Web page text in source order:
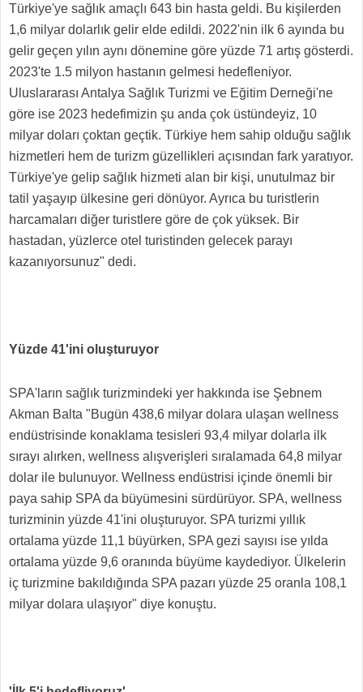
Türkiye'ye sağlık amaçlı 643 bin hasta geldi. Bu kişilerden
1,6 milyar dolarlık gelir elde edildi. 2022'nin ilk 6 ayında bu
gelir geçen yılın aynı dönemine göre yüzde 71 artış gösterdi.
2023'te 1.5 milyon hastanın gelmesi hedefleniyor.
Uluslararası Antalya Sağlık Turizmi ve Eğitim Derneği'ne
göre ise 2023 hedefimizin şu anda çok üstündeyiz, 10
milyar doları çoktan geçtik. Türkiye hem sahip olduğu sağlık
hizmetleri hem de turizm güzellikleri açısından fark yaratıyor.
Türkiye'ye gelip sağlık hizmeti alan bir kişi, unutulmaz bir
tatil yaşayıp ülkesine geri dönüyor. Ayrıca bu turistlerin
harcamaları diğer turistlere göre de çok yüksek. Bir
hastadan, yüzlerce otel turistinden gelecek parayı
kazanıyorsunuz" dedi.
Yüzde 41'ini oluşturuyor
SPA'ların sağlık turizmindeki yer hakkında ise Şebnem
Akman Balta "Bugün 438,6 milyar dolara ulaşan wellness
endüstrisinde konaklama tesisleri 93,4 milyar dolarla ilk
sırayı alırken, wellness alışverişleri sıralamada 64,8 milyar
dolar ile bulunuyor. Wellness endüstrisi içinde önemli bir
paya sahip SPA da büyümesini sürdürüyor. SPA, wellness
turizminin yüzde 41'ini oluşturuyor. SPA turizmi yıllık
ortalama yüzde 11,1 büyürken, SPA gezi sayısı ise yılda
ortalama yüzde 9,6 oranında büyüme kaydediyor. Ülkelerin
iç turizmine bakıldığında SPA pazarı yüzde 25 oranla 108,1
milyar dolara ulaşıyor" diye konuştu.